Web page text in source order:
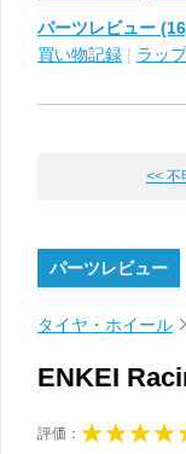
パーツレビュー
買い物記録 | ラッ
<< 不
パーツレビュー
タイヤ・ホイール
ENKEI
評価：